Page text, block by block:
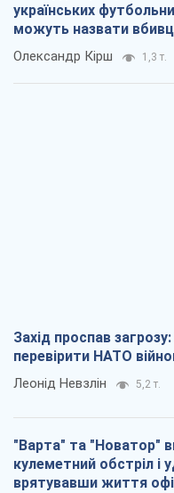
українських
можуть назвати
Олександр Кірш 1,3 т.
Захід проспав
перевірити НАТО
Леонід Невзлін 5,2 т.
"Варта" та "Новатор"
кулеметний обстріл і
врятувавши життя